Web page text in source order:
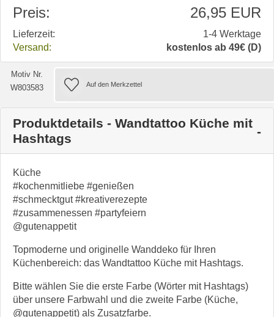
Preis: 26,95 EUR
Lieferzeit:
1-4 Werktage
Versand:
kostenlos ab 49€ (D)
Motiv Nr.
W803583
Produktdetails - Wandtattoo Küche mit
Hashtags
Küche
#kochenmitliebe #genießen
#schmecktgut #kreativerezepte
#zusammenessen #partyfeiern
@gutenappetit
Topmoderne und originelle Wanddeko für Ihren
Küchenbereich: das Wandtattoo Küche mit Hashtags.
Bitte wählen Sie die erste Farbe (Wörter mit Hashtags)
über unsere Farbwahl und die zweite Farbe (Küche,
@gutenappetit) als Zusatzfarbe.